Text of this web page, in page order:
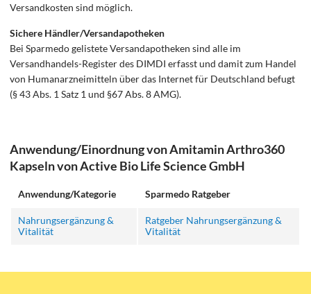
Versandkosten sind möglich.
Sichere Händler/Versandapotheken
Bei Sparmedo gelistete Versandapotheken sind alle im
Versandhandels-Register des DIMDI erfasst und damit zum Handel
von Humanarzneimitteln über das Internet für Deutschland befugt
(§ 43 Abs. 1 Satz 1 und §67 Abs. 8 AMG).
Anwendung/Einordnung von Amitamin Arthro360
Kapseln von Active Bio Life Science GmbH
Anwendung/Kategorie Sparmedo Ratgeber
Nahrungsergänzung &
Vitalität
Ratgeber Nahrungsergänzung &
Vitalität